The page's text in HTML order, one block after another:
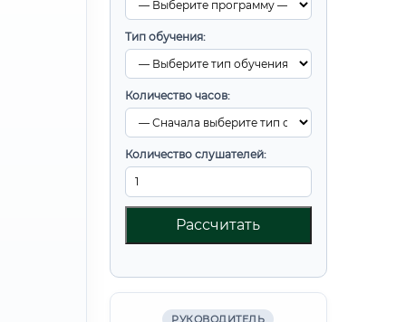
Тип обучения:
Количество часов:
Количество слушателей:
Рассчитать
РУКОВОДИТЕЛЬ